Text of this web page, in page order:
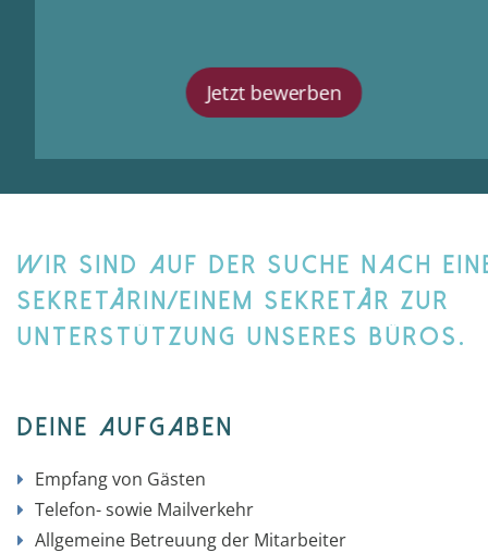
Jetzt bewerben
WIR SIND AUF DER SUCHE NACH
SEKRETÄRIN/EINEM SEKRETÄR ZUR
UNTERSTÜTZUNG UNSERES BÜROS.
Deine Aufgaben
Empfang von Gästen
Telefon- sowie Mailverkehr
Allgemeine Betreuung der Mitarbeiter